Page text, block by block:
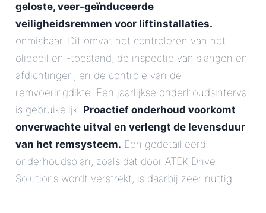
geloste, veer-geïnduceerde
veiligheidsremmen voor liftinstallaties.
onmisbaar. Dit omvat het controleren van het
oliepeil en -toestand, de inspectie van slangen en
afdichtingen, en de controle van de
remvoeringdikte. Een jaarlijkse onderhoudsinterval
is gebruikelijk. Proactief onderhoud voorkomt
onverwachte uitval en verlengt de levensduur
van het remsysteem. Een gedetailleerd
onderhoudsplan, zoals dat door ATEK Drive
Solutions wordt verstrekt, is daarbij zeer nuttig.